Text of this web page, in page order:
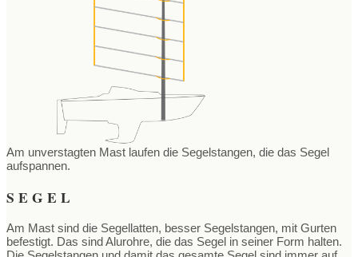
Am unverstagten Mast laufen die Segelstangen, die das Segel
aufspannen.
SEGEL
Am Mast sind die Segellatten, besser Segelstangen, mit Gurten
befestigt. Das sind Alurohre, die das Segel in seiner Form halten.